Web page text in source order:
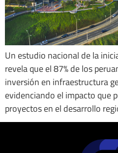
Un estudio nacional de la
revela que el 87% de los
inversión en infraestructura
evidenciando el impacto que
proyectos en el desarrollo